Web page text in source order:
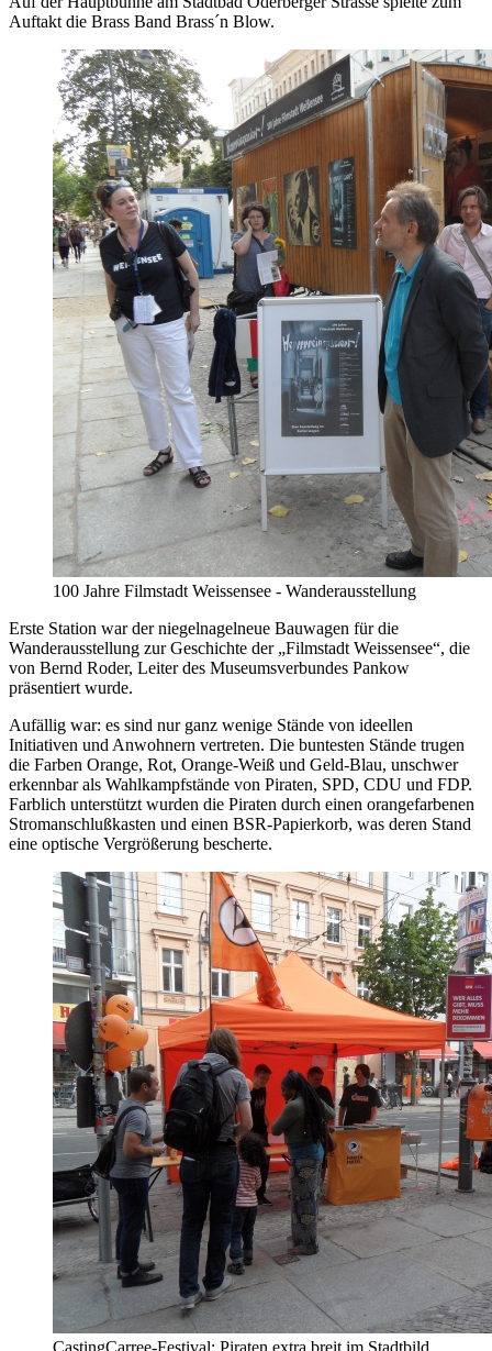
Auftakt die Brass Band Brass´n Blow.
100 Jahre Filmstadt Weissensee - Wanderausstellung
Erste Station war der niegelnagelneue Bauwagen für die
Wanderausstellung zur Geschichte der „Filmstadt Weissensee“, die
von Bernd Roder, Leiter des Museumsverbundes Pankow
präsentiert wurde.
Aufällig war: es sind nur ganz wenige Stände von ideellen
Initiativen und Anwohnern vertreten. Die buntesten Stände trugen
die Farben Orange, Rot, Orange-Weiß und Geld-Blau, unschwer
erkennbar als Wahlkampfstände von Piraten, SPD, CDU und FDP.
Farblich unterstützt wurden die Piraten durch einen orangefarbenen
Stromanschlußkasten und einen BSR-Papierkorb, was deren Stand
eine optische Vergrößerung bescherte.